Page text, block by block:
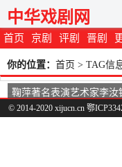
首页 京剧 评剧 晋剧
中华戏剧网
你的位置： 首页 > TAG信
鞠萍著名表演艺术家李汝
病去世。
© 2014-2020 xijucn.cn 鄂